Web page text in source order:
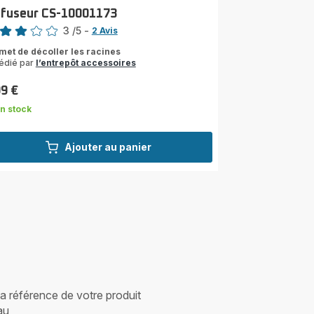
Ajouter au panier
CS-10001173
3 /5 - 2 Avis
de décoller les racines
par l’entrepôt accessoires
€
stock
référence de votre produit